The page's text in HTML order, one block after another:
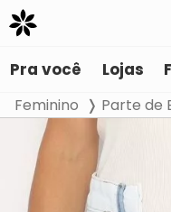
Pra você Lojas
Feminino Parte de